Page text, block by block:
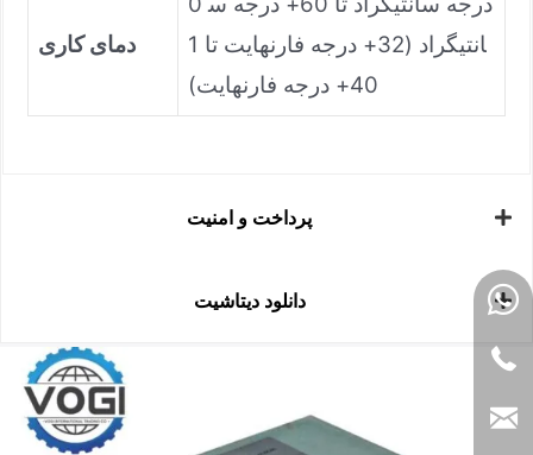
دمای کاری
انتیگراد (32+ درجه فارنهایت تا 1
40+ درجه فارنهایت)
پرداخت و امنیت
دانلود دیتاشیت